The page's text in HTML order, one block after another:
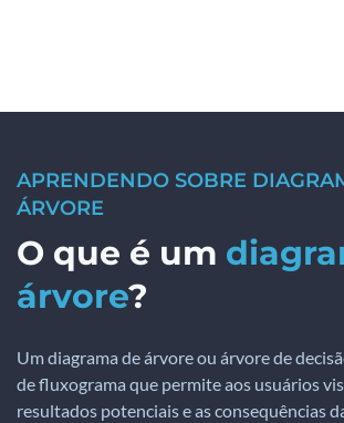
APRENDENDO SOBRE
ÁRVORE
O que é um
árvore?
Um diagrama de árvore ou árvore de
de fluxograma que permite aos usuários
resultados potenciais e as consequências